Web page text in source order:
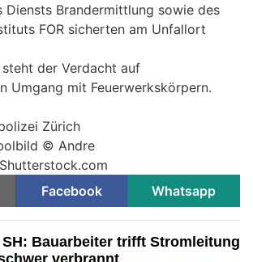
Diensts Brandermittlung sowie des
FOR sicherten am Unfallort
der Verdacht auf
Umgang mit Feuerwerkskörpern.
Zürich
© Andre
Facebook Whatsapp
Bauarbeiter trifft Stromleitung
verbrannt